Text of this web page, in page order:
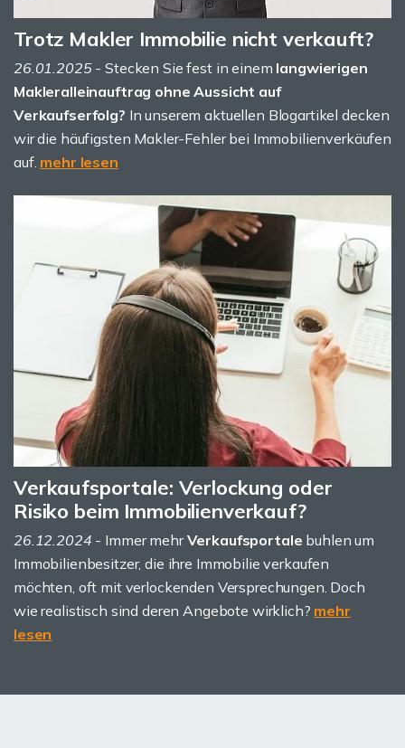
Trotz Makler Immobilie nicht verkauft?
26.01.2025- Stecken Sie fest in einem langwierigen
Makleralleinauftrag ohne Aussicht auf
Verkaufserfolg? In unserem aktuellen Blogartikel decken
wir die häufigsten Makler-Fehler bei Immobilienverkäufen
auf. mehr lesen
Verkaufsportale: Verlockung oder
Risiko beim Immobilienverkauf?
26.12.2024 - Immer mehrVerkaufsportale buhlen um
Immobilienbesitzer, die ihre Immobilie verkaufen
möchten, oft mit verlockenden Versprechungen. Doch
wie realistisch sind deren Angebote wirklich? mehr
lesen